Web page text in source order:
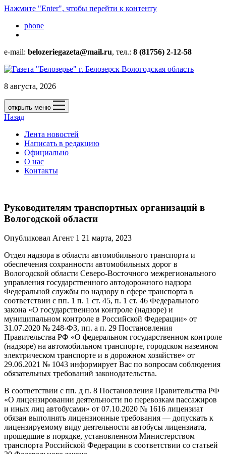
Нажмите "Enter", чтобы перейти к контенту
phone
e-mail: belozeriegazeta@mail.ru, тел.: 8 (81756) 2-12-58
8 августа, 2026
открыть меню
Назад
Лента новостей
Написать в редакцию
Официально
О нас
Контакты
Руководителям транспортных организаций в
Вологодской области
Опубликовал Агент 1 21 марта, 2023
Отдел надзора в области автомобильного транспорта и
обеспечения сохранности автомобильных дорог в
Вологодской области Северо-Восточного межрегионального
управления государственного автодорожного надзора
Федеральной службы по надзору в сфере транспорта в
соответствии с пп. 1 п. 1 ст. 45, п. 1 ст. 46 Федерального
закона «О государственном контроле (надзоре) и
муниципальном контроле в Российской Федерации» от
31.07.2020 № 248-ФЗ, пп. а п. 29 Постановления
Правительства РФ «О федеральном государственном контроле
(надзоре) на автомобильном транспорте, городском наземном
электрическом транспорте и в дорожном хозяйстве» от
29.06.2021 № 1043 информирует Вас по вопросам соблюдения
обязательных требований законодательства.
В соответствии с пп. д п. 8 Постановления Правительства РФ
«О лицензировании деятельности по перевозкам пассажиров
и иных лиц автобусами» от 07.10.2020 № 1616 лицензиат
обязан выполнять лицензионные требования — допускать к
лицензируемому виду деятельности автобусы лицензиата,
прошедшие в порядке, установленном Министерством
транспорта Российской Федерации в соответствии со статьей